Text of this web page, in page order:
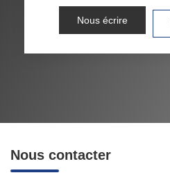
Nous écrire
Nous contacter